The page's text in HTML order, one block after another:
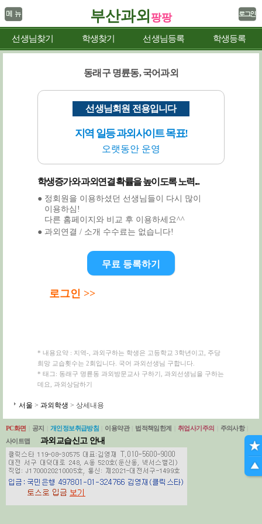
부산과외 팡팡
선생님찾기 학생찾기 선생님등록 학생등록
동래구 명륜동, 국어과외
선생님회원 전용입니다
지역 일등 과외사이트 목표!
오랫동안 운영
학생증가와 과외연결 확률을 높이도록 노력...
● 정회원을 이용하셨던 선생님들이 다시 많이
이용하심!
다른 홈페이지와 비교 후 이용하세요^^
● 과외연결 / 소개 수수료는 없습니다!
무료 등록하기
로그인 >>
* 내용요약 : 지역-, 과외구하는 학생은 고등학교 3학년이고, 주당
희망 교습횟수는 2회입니다. 국어 과외선생님 구합니다.
* 태그: 동래구 명륜동 과외방문교사 구하기, 과외선생님을 구하는
데요, 과외상담하기
서울 > 과외학생 > 상세내용
PC화면 공지 개인정보취급방침 이용약관 법적책임한계 취업사기주의 주의사항
사이트맵
과외교습신고 안내